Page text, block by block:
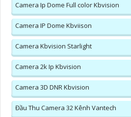
Camera Ip Dome Full color Kbvision
Camera IP Dome Kbviison
Camera Kbvision Starlight
Camera 2k Ip Kbvision
Camera 3D DNR Kbvision
Đầu Thu Camera 32 Kênh Vantech